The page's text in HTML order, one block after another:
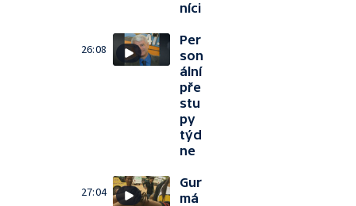
níci
26:08
Per
son
ální
pře
stu
py
týd
ne
27:04
Gur
má